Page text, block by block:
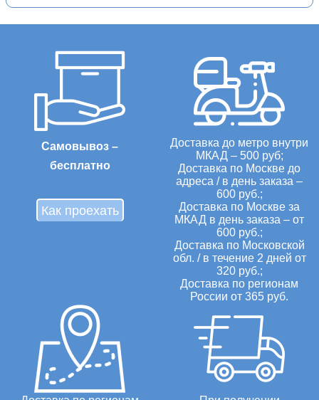
Самовывоз –
бесплатно
Как проехать
Доставка до метро внутри
МКАД – 500 руб;
Доставка по Москве до
адреса / в день заказа –
600 руб.;
Доставка по Москве за
МКАД в день заказа – от
600 руб.;
Доставка по Московской
обл. / в течение 2 дней от
320 руб.;
Доставка по регионам
России от 365 руб.